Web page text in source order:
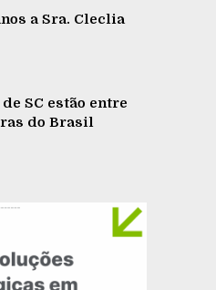
a Sra. Cleclia
SC estão entre
do Brasil